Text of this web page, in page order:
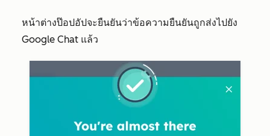
หน้าต่างป๊อปอัปจะยืนยันว่าข้อความยืนยันถูกส่งไปยัง
Google Chat แล้ว